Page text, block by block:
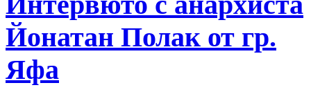
Йонатан Полак от гр.
Яфа